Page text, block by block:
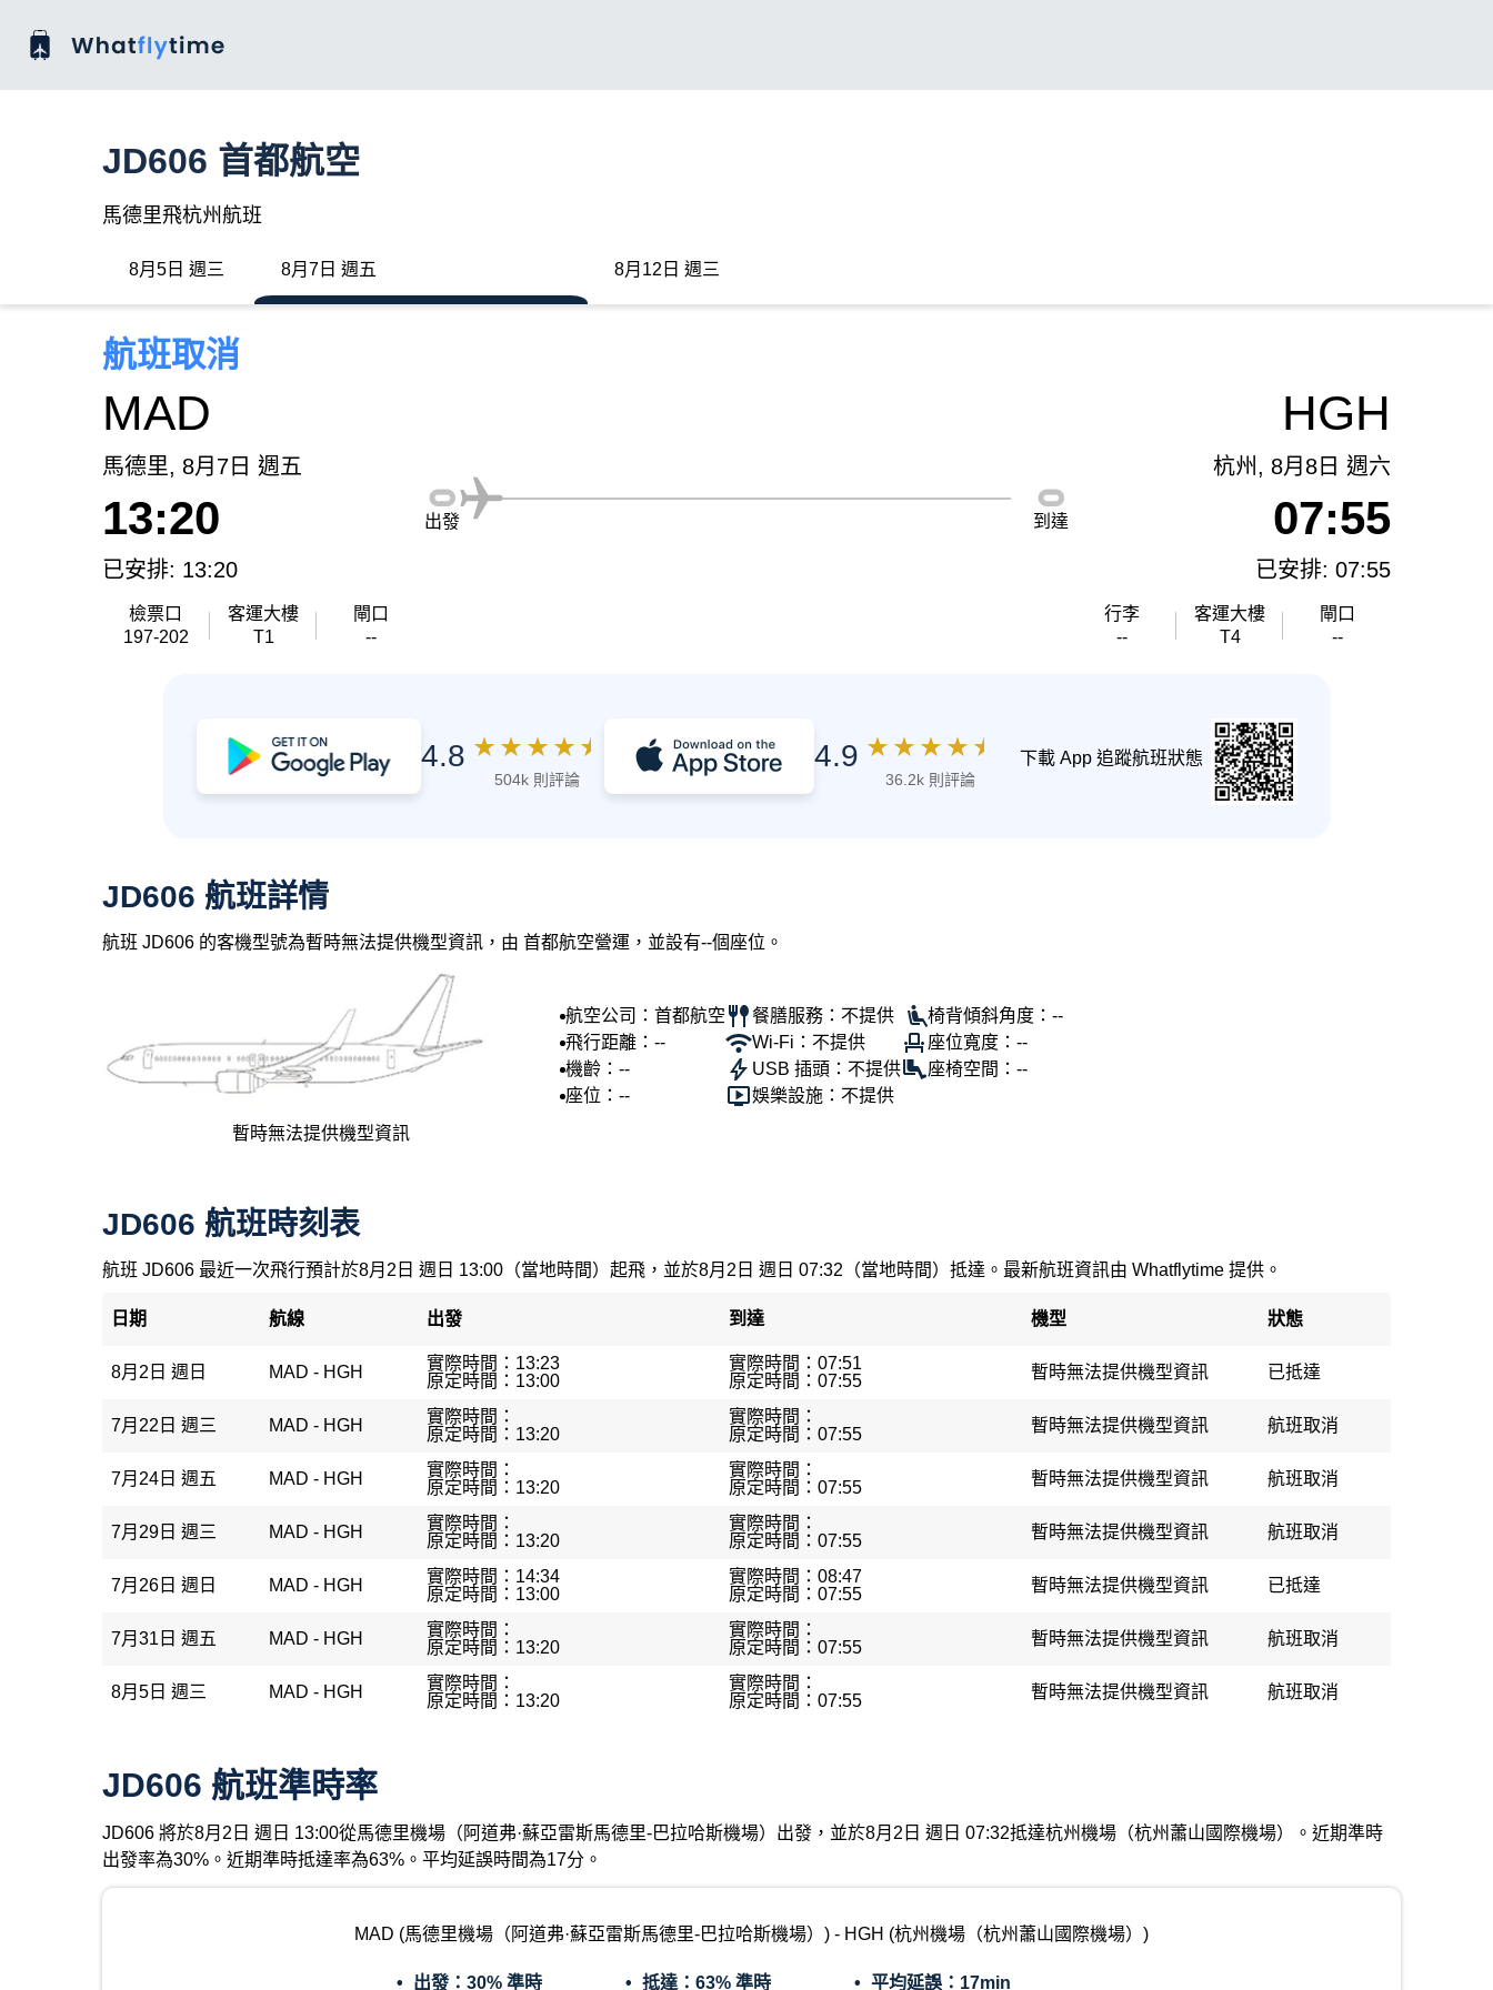
JD606 首都航空
馬德里飛杭州航班
8月5日 週三 8月7日 週五 8月12日 週三
航班取消
MAD
馬德里, 8月7日 週五
13:20
已安排: 13:20
檢票口
197-202
客運大樓
T1
閘口
--
出發 到達
HGH
杭州, 8月8日 週六
07:55
已安排: 07:55
行李
--
客運大樓
T4
閘口
--
4.8 ★ ★ ★ ★ ★
504k 則評論
4.9 ★ ★ ★ ★ ★
36.2k 則評論
下載 App 追蹤航班狀態
JD606 航班詳情
航班 JD606 的客機型號為暫時無法提供機型資訊，由 首都航空營運，並設有--個座位。
暫時無法提供機型資訊
航空公司：首都航空
飛行距離：--
機齡：--
座位：--
餐膳服務：不提供
Wi-Fi：不提供
USB 插頭：不提供
娛樂設施：不提供
椅背傾斜角度：--
座位寬度：--
座椅空間：--
JD606 航班時刻表
航班 JD606 最近一次飛行預計於8月2日 週日 13:00（當地時間）起飛，並於8月2日 週日 07:32（當地時間）抵達。最新航班資訊由 Whatflytime 提供。
日期 航線 出發 到達 機型 狀態
8月2日 週日 MAD - HGH
實際時間：13:23
原定時間：13:00
實際時間：07:51
原定時間：07:55
暫時無法提供機型資訊 已抵達
7月22日 週三 MAD - HGH
實際時間：
原定時間：13:20
實際時間：
原定時間：07:55
暫時無法提供機型資訊 航班取消
7月24日 週五 MAD - HGH
實際時間：
原定時間：13:20
實際時間：
原定時間：07:55
暫時無法提供機型資訊 航班取消
7月29日 週三 MAD - HGH
實際時間：
原定時間：13:20
實際時間：
原定時間：07:55
暫時無法提供機型資訊 航班取消
7月26日 週日 MAD - HGH
實際時間：14:34
原定時間：13:00
實際時間：08:47
原定時間：07:55
暫時無法提供機型資訊 已抵達
7月31日 週五 MAD - HGH
實際時間：
原定時間：13:20
實際時間：
原定時間：07:55
暫時無法提供機型資訊 航班取消
8月5日 週三 MAD - HGH
實際時間：
原定時間：13:20
實際時間：
原定時間：07:55
暫時無法提供機型資訊 航班取消
JD606 航班準時率
JD606 將於8月2日 週日 13:00從馬德里機場（阿道弗·蘇亞雷斯馬德里-巴拉哈斯機場）出發，並於8月2日 週日 07:32抵達杭州機場（杭州蕭山國際機場）。近期準時
出發率為30%。近期準時抵達率為63%。平均延誤時間為17分。
MAD (馬德里機場（阿道弗·蘇亞雷斯馬德里-巴拉哈斯機場）) - HGH (杭州機場（杭州蕭山國際機場）)
出發： 30% 準時 抵達： 63% 準時 平均延誤： 17min